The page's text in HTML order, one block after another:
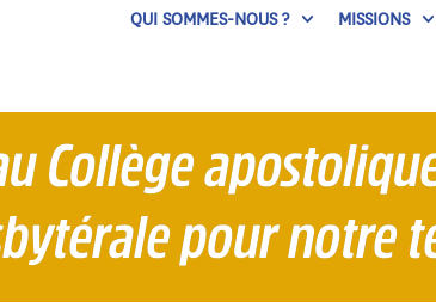
QUI SOMMES-NOUS ? MISSIONS
Collège
pour notre